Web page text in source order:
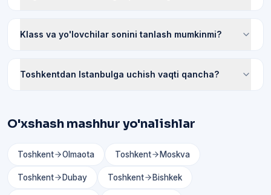
Klass va yo'lovchilar sonini tanlash mumkinmi?
Toshkentdan Istanbulga uchish vaqti qancha?
O'xshash mashhur yo'nalishlar
Toshkent Olmaota Toshkent Moskva
Toshkent Dubay Toshkent Bishkek